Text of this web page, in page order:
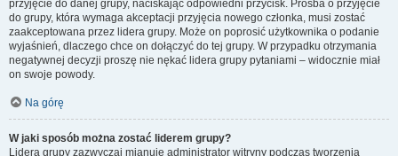
przyjęcie do danej grupy, naciskając odpowiedni przycisk. Prośba o przyjęcie
do grupy, która wymaga akceptacji przyjęcia nowego członka, musi zostać
zaakceptowana przez lidera grupy. Może on poprosić użytkownika o podanie
wyjaśnień, dlaczego chce on dołączyć do tej grupy. W przypadku otrzymania
negatywnej decyzji proszę nie nękać lidera grupy pytaniami – widocznie miał
on swoje powody.
Na górę
W jaki sposób można zostać liderem grupy?
Lidera grupy zazwyczaj mianuje administrator witryny podczas tworzenia